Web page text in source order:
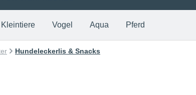
Kleintiere Vogel Aqua Pferd
Hundeleckerlis & Snacks